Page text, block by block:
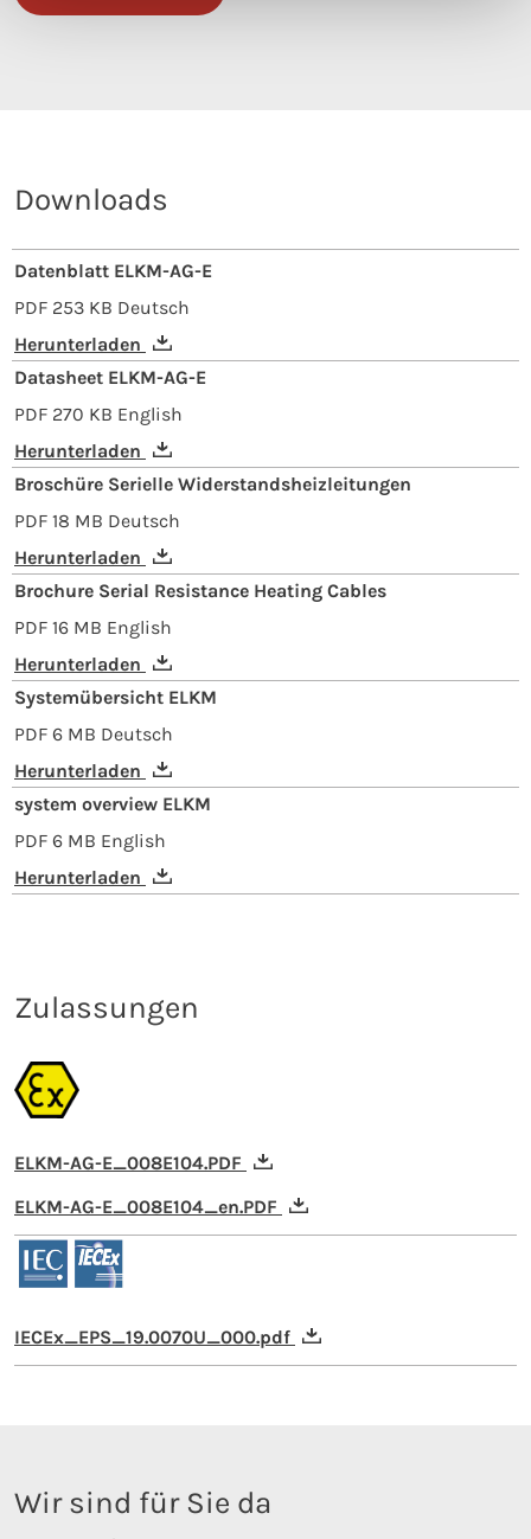
Downloads
Datenblatt ELKM-AG-E
PDF 253 KB Deutsch
Herunterladen
Datasheet ELKM-AG-E
PDF 270 KB English
Herunterladen
Broschüre Serielle Widerstandsheizleitungen
PDF 18 MB Deutsch
Herunterladen
Brochure Serial Resistance Heating Cables
PDF 16 MB English
Herunterladen
Systemübersicht ELKM
PDF 6 MB Deutsch
Herunterladen
system overview ELKM
PDF 6 MB English
Herunterladen
Zulassungen
ELKM-AG-E_008E104.PDF
ELKM-AG-E_008E104_en.PDF
IECEx_EPS_19.0070U_000.pdf
Wir sind für Sie da